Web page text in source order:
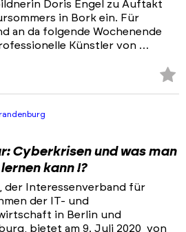
Doris Engel zu Auftakt
in Bork ein. Für
an da folgende Wochenende
Künstler von …
Cyberkrisen und was man
kann !?
der Interessenverband für
der IT- und
in Berlin und
bietet am 9. Juli 2020 von